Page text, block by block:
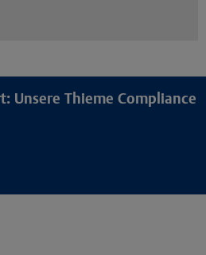
Unsere Thieme Compliance